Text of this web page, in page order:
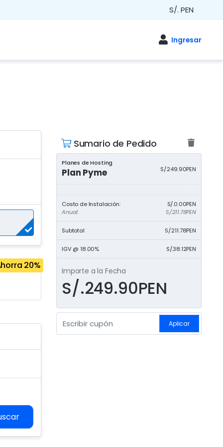
S/. PEN
20%
Sumario de Pedido
Planes de Hosting
Plan Pyme S/.249.90PEN
Costo de Instalación:
S/.0.00PEN
Anual:
S/.211.78PEN
Subtotal S/.211.78PEN
IGV @ 18.00% S/.38.12PEN
Importe a la Fecha
S/.249.90PEN
Aplicar